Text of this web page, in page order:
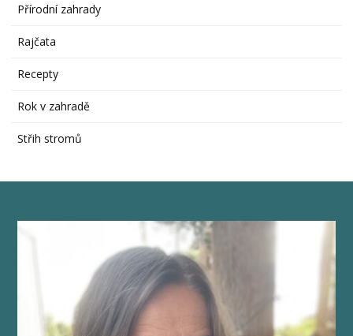
Přírodní zahrady
Rajčata
Recepty
Rok v zahradě
Střih stromů